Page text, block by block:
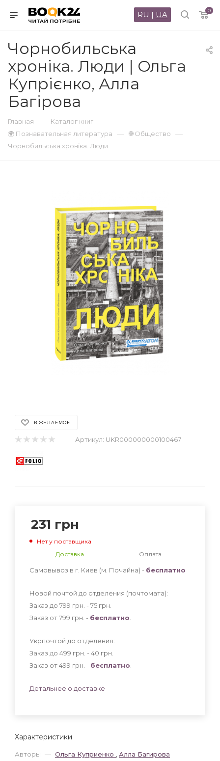
0
RU | UA
Чорнобильська
хроніка. Люди | Ольга
Купрієнко, Алла
Багірова
Главная — Каталог книг —
🌍 Познавательная литература — 🌐 Общество —
Чорнобильська хроніка. Люди
В ЖЕЛАЕМОЕ
Артикул: UKR000000000100467
Характеристики
Авторы — Ольга Куприенко
Алла Багирова
231 грн
Нет у поставщика
Доставка
Оплата
Самовывоз в г. Киев (м. Почайна) - бесплатно
Новой почтой до отделения (почтомата):
Заказ до 799 грн. - 75 грн
Заказ от 799 грн. - бесплатно
Укрпочтой до отделения:
Заказ до 499 грн. - 40 грн
Заказ от 499 грн. - бесплатно
Детальнее о доставке